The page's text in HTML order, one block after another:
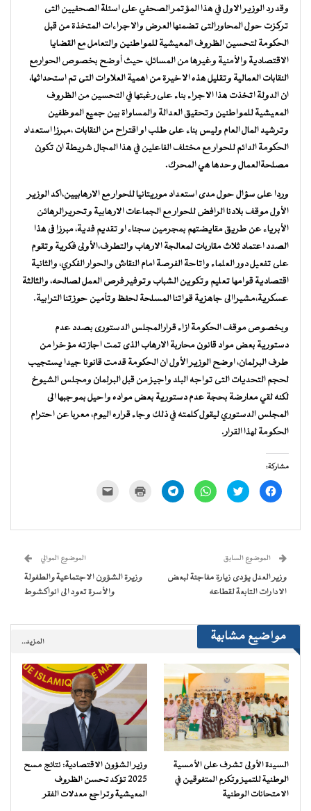
وقد رد الوزير الاول في هذا المؤتمر الصحفي على اسئلة الصحفيين التى
تركزت حول المحاورالتى تضمنها العرض والاجراءات المتخذة من قبل
الحكومة لتحسين الظروف المعيشية للمواطنين والتعامل مع القضايا
الاقتصادية والأمنية وغيرها من المسائل، حيث أوضح بخصوص الحوارمع
النقابات العمالية وتقليل هذه الاخيرة من اهمية العلاوات التى تم استحداثها،
ان الدولة اتخذت هذا الاجراء بناء على رغبتها في التحسين من الظروف
المعيشية للمواطنين وتحقيق العدالة والمساواة بين جميع الموظفين
وترشيد المال العام وليس بناء على طلب او اقتراح من النقابات ،مبرزا استعداد
الحكومة الدائم للحوار مع مختلف الفاعلين في هذا المجال شريطة ان تكون
مصلحةالعمال وحدها هي المحرك.
وردا على سؤال حول مدى استعداد موريتانيا للحوار مع الارهابيين،اكد الوزير
الأول موقف بلادنا الرافض للحوار مع الجماعات الارهابية وتحريرالرهائن
الأبرياء عن طريق مقايضتهم بمجرمين سجناء او تقديم فدية، مبرزا فى هذا
الصدد اعتماد ثلاث مقاربات لمعالجة الارهاب والتطرف،الأولى فكرية وتقوم
على تفعيل دور العلماء واتاحة الفرصة امام النقاش والحوار الفكري، والثانية
اقتصادية قوامها تعليم وتكوين الشباب وتوفير فرص العمل لصالحه، والثالثة
عسكرية،مشيراالى جاهزية قواتنا المسلحة لحفظ وتأمين حوزتنا الترابية.
وبخصوص موقف الحكومة ازاء قرارالمجلس الدستورى بصدد عدم
دستورية بعض مواد قانون محاربة الارهاب الذى تمت اجازته مؤخرا من
طرف البرلمان، اوضح الوزير الأول ان الحكومة قدمت قانونا جيدا يستجيب
لحجم التحديات التى تواجه البلد واجيز من قبل البرلمان ومجلس الشيوخ
لكنه لقي معارضة بحجة عدم دستورية بعض مواده واحيل بموجبها الى
المجلس الدستوري ليقول كلمته في ذلك وجاء قراره اليوم، معربا عن احترام
الحكومة لهذا القرار.
مشاركة:
انقر
للمشاركة
في
اضغط
للمشاركة
في
انقر
للمشاركة
في
انقر
للمشاركة
في
للطباعة
جديدة) الإلكتروني
نافذة
جديدة)
الموضوع السابق
وزير العدل يؤدى زيارة مفاجئة لبعض
الادارات التابعة لقطاعه
الموضوع الموالي
وزيرة الشؤون الاجتماعية والطفولة
والأسرة تعود الى انواكشوط
مواضيع مشابهة المزيد..
السيدة الأولى تشرف على الأمسية
الوطنية للتميز وتكرم المتفوقين في
الامتحانات الوطنية
وزير الشؤون الاقتصادية: نتائج مسح
2025 تؤكد تحسن الظروف
المعيشية وتراجع معدلات الفقر